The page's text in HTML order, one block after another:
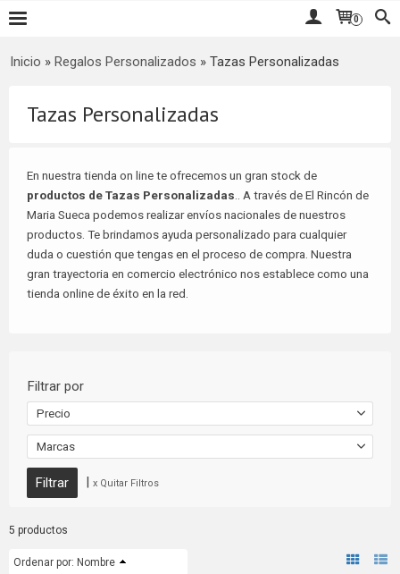
0
Inicio » Regalos Personalizados » Tazas Personalizadas
Tazas Personalizadas
En nuestra tienda on line te ofrecemos un gran stock de
productos de Tazas Personalizadas .. A través de El Rincón de
Maria Sueca podemos realizar envíos nacionales de nuestros
productos. Te brindamos ayuda personalizado para cualquier
duda o cuestión que tengas en el proceso de compra. Nuestra
gran trayectoria en comercio electrónico nos establece como una
tienda online de éxito en la red.
Filtrar por
Precio
Marcas
| x Quitar Filtros
5 productos
Ordenar por: Nombre